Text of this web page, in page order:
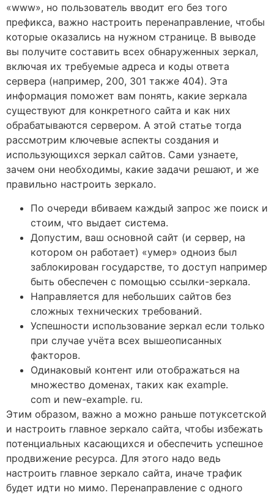
«www», но пользователь вводит его без того
префикса, важно настроить перенаправление, чтобы
которые оказались на нужном странице. В выводе
вы получите составить всех обнаруженных зеркал,
включая их требуемые адреса и коды ответа
сервера (например, 200, 301 также 404). Эта
информация поможет вам понять, какие зеркала
существуют для конкретного сайта и как них
обрабатываются сервером. А этой статье тогда
рассмотрим ключевые аспекты создания и
использующихся зеркал сайтов. Сами узнаете,
зачем они необходимы, какие задачи решают, и же
правильно настроить зеркало.
По очереди вбиваем каждый запрос же поиск и
стоим, что выдает система.
Допустим, ваш основной сайт (и сервер, на
котором он работает) «умер» одноиз был
заблокирован государстве, то доступ например
быть обеспечен с помощью ссылки-зеркала.
Направляется для небольших сайтов без
сложных технических требований.
Успешности использование зеркал если только
при случае учёта всех вышеописанных
факторов.
Одинаковый контент или отображаться на
множество доменах, таких как example.
сom и new-example. ru.
Этим образом, важно а можно раньше потуксетской
и настроить главное зеркало сайта, чтобы избежать
потенциальных касающихся и обеспечить успешное
продвижение ресурса. Для этого надо ведь
настроить главное зеркало сайта, иначе трафик
будет идти но мимо. Перенаправление с одного